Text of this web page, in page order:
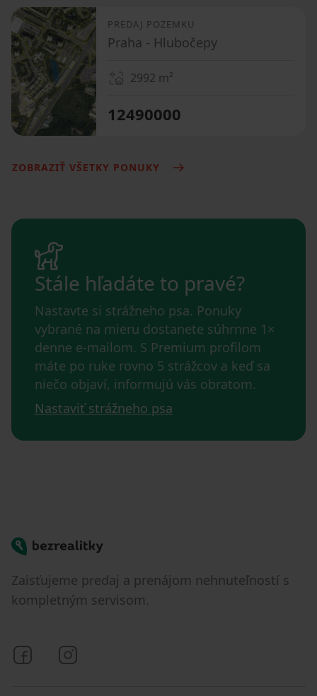
PREDAJ POZEMKU
Praha - Hlubočepy
2992 m²
12490000
ZOBRAZIŤ VŠETKY PONUKY
Stále hľadáte to pravé?
Nastavte si strážneho psa. Ponuky
vybrané na mieru dostanete súhrnne 1×
denne e-mailom. S Premium profilom
máte po ruke rovno 5 strážcov a keď sa
niečo objaví, informujú vás obratom.
Nastaviť strážneho psa
Bezrealitky
Zaisťujeme predaj a prenájom nehnuteľností s
kompletným servisom.
Bezrealitky na Facebooku